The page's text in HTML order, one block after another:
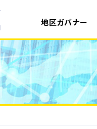
地区ガバナー